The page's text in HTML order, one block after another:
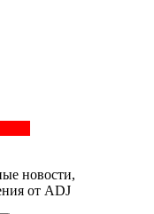
новости,
от ADJ